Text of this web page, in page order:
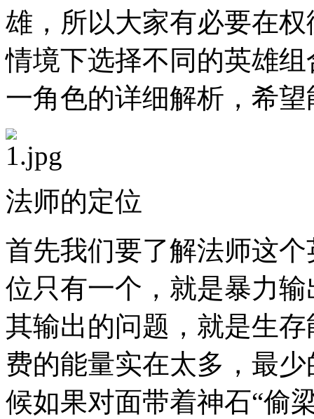
雄，所以大家有必要在
情境下选择不同的英雄
一角色的详细解析，希
法师的定位
首先我们要了解法师这
位只有一个，就是暴力
其输出的问题，就是生
费的能量实在太多，最
候如果对面带着神石“偷